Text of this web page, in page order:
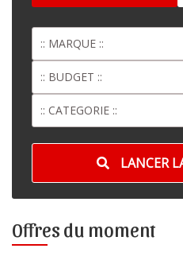
LANCER
Offres du moment